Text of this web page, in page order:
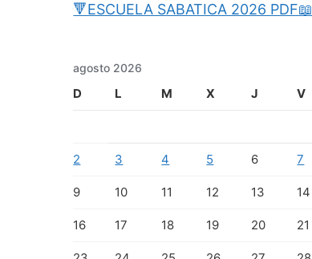
🔻ESCUELA SABATICA 2026 PDF📖
agosto 2026
D L M X J V
2 3 4 5 6 7
9 10 11 12 13 14
16 17 18 19 20 21